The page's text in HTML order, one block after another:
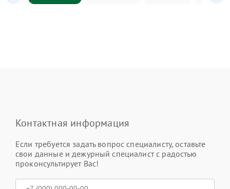
Контактная информация
Если требуется задать вопрос специалисту, оставьте
свои данные и дежурный специалист с радостью
проконсультирует Вас!